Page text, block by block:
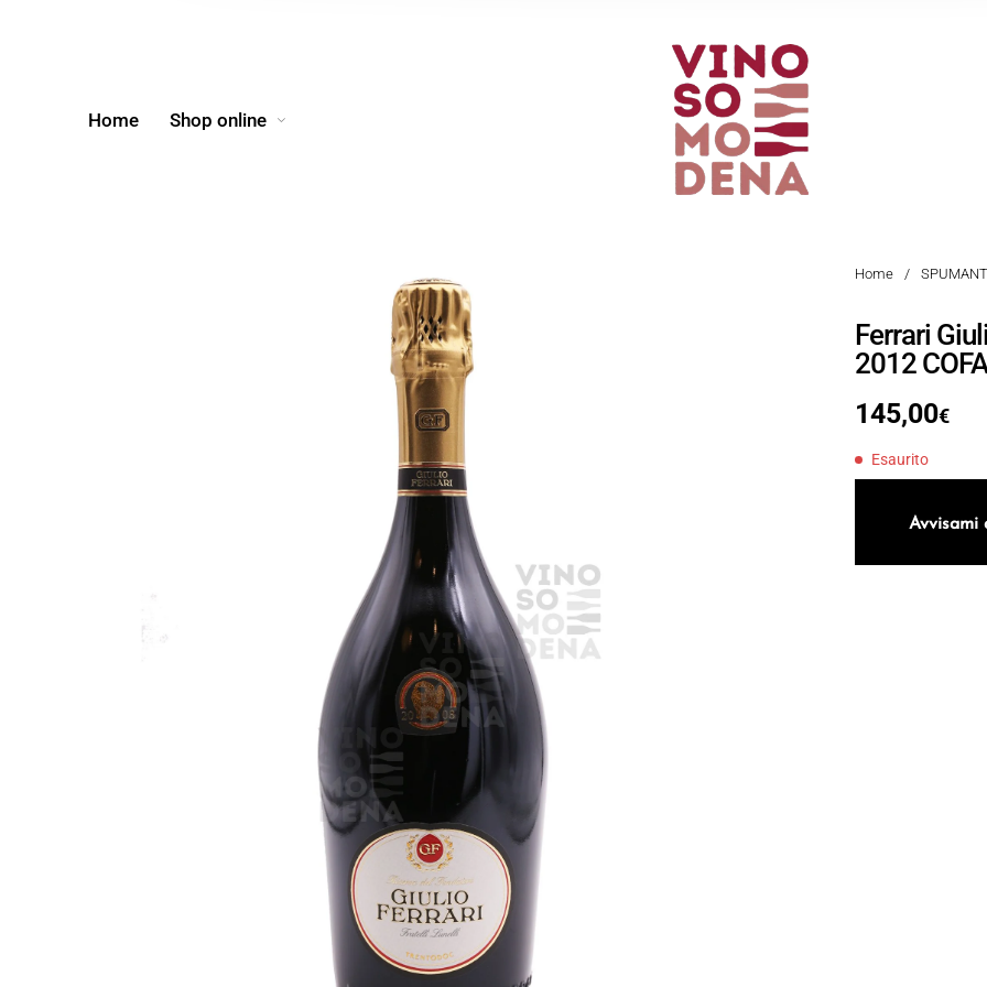
Home Shop online
Home /
Ferrari
2012
145,00€
Esaurito
Avvisami